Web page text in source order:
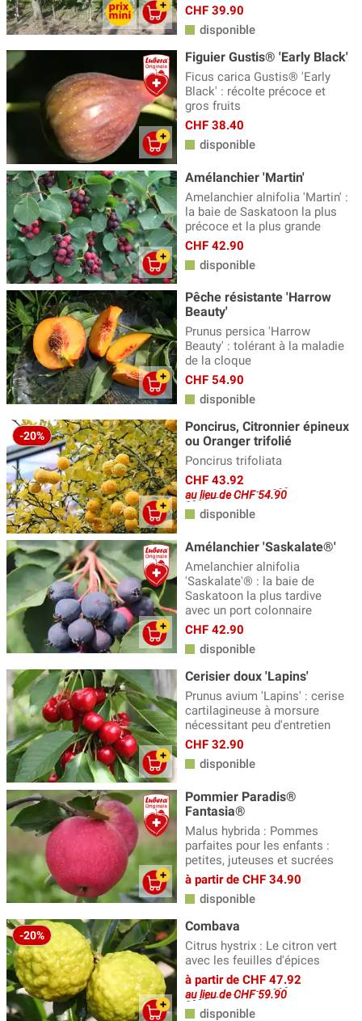
CHF 39.90
disponible
Figuier Gustis® 'Early Black'
Ficus carica Gustis® 'Early
Black' : récolte précoce et
gros fruits
CHF 38.40
disponible
Amélanchier 'Martin'
Amelanchier alnifolia 'Martin' :
la baie de Saskatoon la plus
précoce et la plus grande
CHF 42.90
disponible
Pêche résistante 'Harrow
Beauty'
Prunus persica 'Harrow
Beauty' : tolérant à la maladie
de la cloque
CHF 54.90
disponible
-20%
Poncirus, Citronnier épineux
ou Oranger trifolié
Poncirus trifoliata
CHF 43.92
au lieu de CHF 54.90
disponible
Amélanchier 'Saskalate®'
Amelanchier alnifolia
'Saskalate'® : la baie de
Saskatoon la plus tardive
avec un port colonnaire
CHF 42.90
disponible
Cerisier doux 'Lapins'
Prunus avium 'Lapins' : cerise
cartilagineuse à morsure
nécessitant peu d'entretien
CHF 32.90
disponible
Pommier Paradis®
Fantasia®
Malus hybrida : Pommes
parfaites pour les enfants :
petites, juteuses et sucrées
à partir de CHF 34.90
disponible
-20%
Combava
Citrus hystrix : Le citron vert
avec les feuilles d'épices
à partir de CHF 47.92
au lieu de CHF 59.90
disponible